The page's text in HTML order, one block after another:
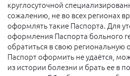
круглосуточной
сожалению, не во всех регионах
оформлять такие Паспорта. Для
оформления Паспорта больного
обратиться в свою региональную
Паспорт оформить не удаётся,
из истории болезни и брать ее в